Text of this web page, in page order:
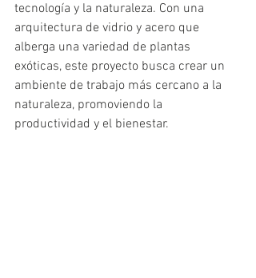
tecnología y la naturaleza. Con una
arquitectura de vidrio y acero que
alberga una variedad de plantas
exóticas, este proyecto busca crear un
ambiente de trabajo más cercano a la
naturaleza, promoviendo la
productividad y el bienestar.